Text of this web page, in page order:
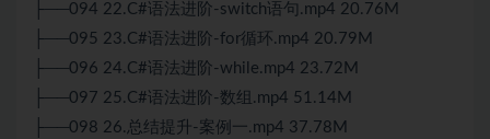
├──094 22.C#语法进阶-switch语句.mp4 20.76M
├──095 23.C#语法进阶-for循环.mp4 20.79M
├──096 24.C#语法进阶-while.mp4 23.72M
├──097 25.C#语法进阶-数组.mp4 51.14M
├──098 26.总结提升-案例一.mp4 37.78M